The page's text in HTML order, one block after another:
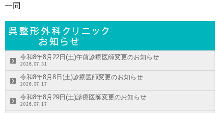
一同
令和8年8月22日(土)午前診療医師変更のお知らせ
2026.07.31
令和8年8月8日(土)診療医師変更のお知らせ
2026.07.17
令和8年8月29日(土)診療医師変更のお知らせ
2026.07.17